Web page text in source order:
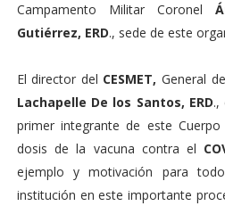
Campamento Militar Coronel
Gutiérrez, ERD., sede de este
El director del CESMET, General
Lachapelle De los Santos, ERD.,
primer integrante de este
dosis de la vacuna contra el
ejemplo y motivación para
institución en este importante